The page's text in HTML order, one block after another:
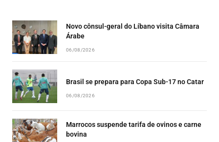
Novo cônsul-geral do Líbano visita Câmara
Árabe
06/08/2026
Brasil se prepara para Copa Sub-17 no Catar
06/08/2026
Marrocos suspende tarifa de ovinos e carne
bovina